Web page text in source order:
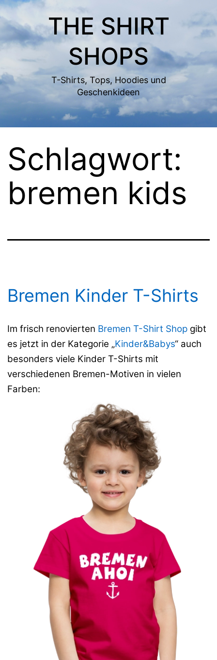
Zum
Inhalt
springen
THE SHIRT
SHOPS
T-Shirts, Tops, Hoodies und
Geschenkideen
Schlagwort:
bremen kids
Bremen Kinder T-Shirts
Im frisch renovierten Bremen T-Shirt Shop gibt
es jetzt in der Kategorie „Kinder&Babys“ auch
besonders viele Kinder T-Shirts mit
verschiedenen Bremen-Motiven in vielen
Farben: